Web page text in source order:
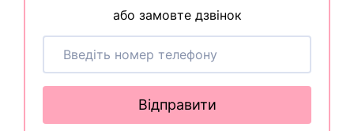
або замовте дзвінок
Відправити